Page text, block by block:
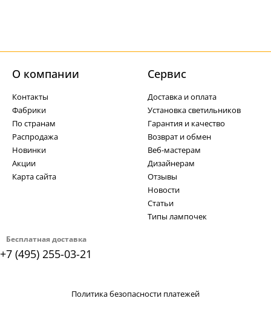
Бесплатная доставка
+7 (495) 255-03-21
О компании
Контакты
Фабрики
По странам
Распродажа
Новинки
Акции
Карта сайта
Cервис
Доставка и оплата
Установка светильников
Гарантия и качество
Возврат и обмен
Веб-мастерам
Дизайнерам
Отзывы
Новости
Статьи
Типы лампочек
Политика безопасности платежей